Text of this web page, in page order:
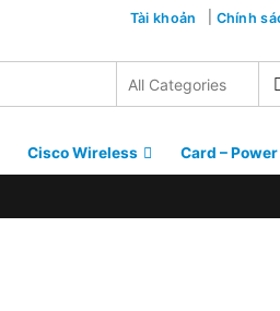
Tài khoản Chính
Cisco Wireless Card –